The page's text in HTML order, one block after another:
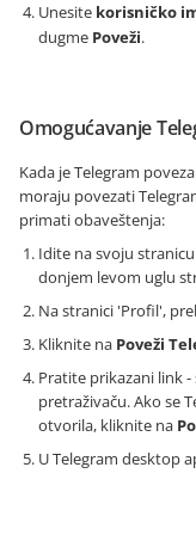
Unesite korisničko
dugme Poveži.
Omogućavanje
Kada je Telegram
moraju povezati
primati obaveštenja:
Idite na svoju
donjem levom uglu
Na stranici 'Profil',
Kliknite na Poveži
Pratite prikazani link
pretraživaču. Ako se
otvorila, kliknite na
U Telegram desktop